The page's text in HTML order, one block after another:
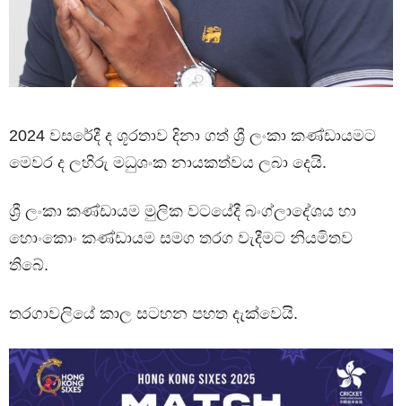
2024 වසරේදී ද ශූරතාව දිනා ගත් ශ්‍රී ලංකා කණ්ඩායමට
මෙවර ද ලහිරු මධුශංක නායකත්වය ලබා දෙයි.
ශ්‍රී ලංකා කණ්ඩායම මුලික වටයේදී බංග්ලාදේශය හා
හොංකොං කණ්ඩායම සමග තරග වැදීමට නියමිතව
තිබේ.
තරගාවලියේ කාල සටහන පහත දැක්වෙයි.